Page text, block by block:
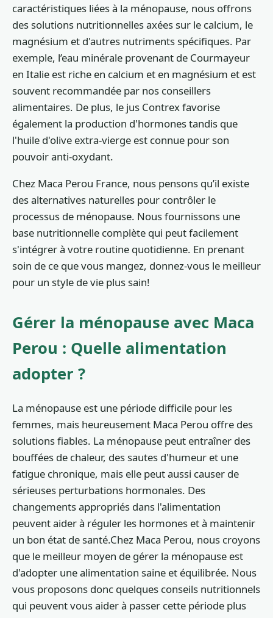
caractéristiques liées à la ménopause, nous offrons
des solutions nutritionnelles axées sur le calcium, le
magnésium et d'autres nutriments spécifiques. Par
exemple, l’eau minérale provenant de Courmayeur
en Italie est riche en calcium et en magnésium et est
souvent recommandée par nos conseillers
alimentaires. De plus, le jus Contrex favorise
également la production d'hormones tandis que
l'huile d'olive extra-vierge est connue pour son
pouvoir anti-oxydant.
Chez Maca Perou France, nous pensons qu’il existe
des alternatives naturelles pour contrôler le
processus de ménopause. Nous fournissons une
base nutritionnelle complète qui peut facilement
s'intégrer à votre routine quotidienne. En prenant
soin de ce que vous mangez, donnez-vous le meilleur
pour un style de vie plus sain!
Gérer la ménopause avec Maca
Perou : Quelle alimentation
adopter ?
La ménopause est une période difficile pour les
femmes, mais heureusement Maca Perou offre des
solutions fiables. La ménopause peut entraîner des
bouffées de chaleur, des sautes d'humeur et une
fatigue chronique, mais elle peut aussi causer de
sérieuses perturbations hormonales. Des
changements appropriés dans l'alimentation
peuvent aider à réguler les hormones et à maintenir
un bon état de santé.Chez Maca Perou, nous croyons
que le meilleur moyen de gérer la ménopause est
d'adopter une alimentation saine et équilibrée. Nous
vous proposons donc quelques conseils nutritionnels
qui peuvent vous aider à passer cette période plus